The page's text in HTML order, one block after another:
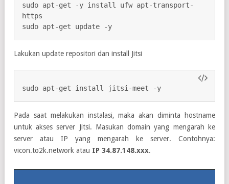
sudo apt-get -y install ufw apt-transport-
https
sudo apt-get update -y
Lakukan update repositori dan install Jitsi
sudo apt-get install jitsi-meet -y
Pada saat melakukan instalasi, maka akan diminta hostname
untuk akses server Jitsi. Masukan domain yang mengarah ke
server atau IP yang mengarah ke server. Contohnya:
vicon.to2k.network atau IP 34.87.148.xxx.